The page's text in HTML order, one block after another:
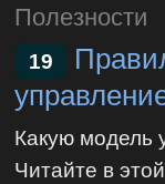
Полезности
19
Какую модель
Читайте в